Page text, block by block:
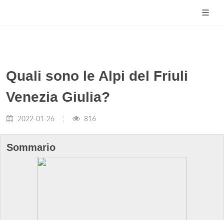
Quali sono le Alpi del Friuli
Venezia Giulia?
2022-01-26 816
Sommario